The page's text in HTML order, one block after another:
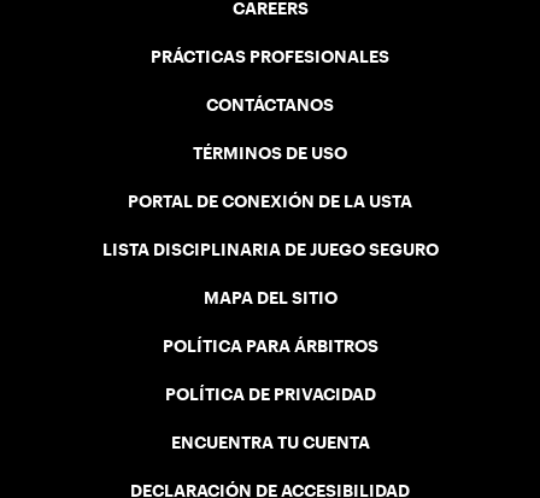
CAREERS
PRÁCTICAS PROFESIONALES
CONTÁCTANOS
TÉRMINOS DE USO
PORTAL DE CONEXIÓN DE LA USTA
LISTA DISCIPLINARIA DE JUEGO SEGURO
MAPA DEL SITIO
POLÍTICA PARA ÁRBITROS
POLÍTICA DE PRIVACIDAD
ENCUENTRA TU CUENTA
DECLARACIÓN DE ACCESIBILIDAD